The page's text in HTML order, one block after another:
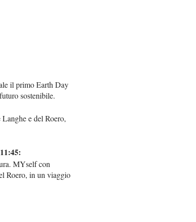
il primo Earth Day
sostenibile.
e del Roero,
MYself con
Roero, in un viaggio
adattarsi ad ogni